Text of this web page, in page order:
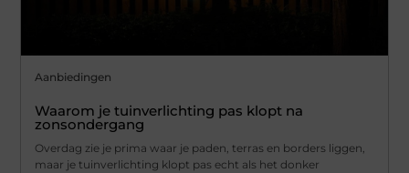
Aanbiedingen
Waarom je tuinverlichting pas klopt na
zonsondergang
Overdag zie je prima waar je paden, terras en borders liggen,
maar je tuinverlichting klopt pas echt als het donker